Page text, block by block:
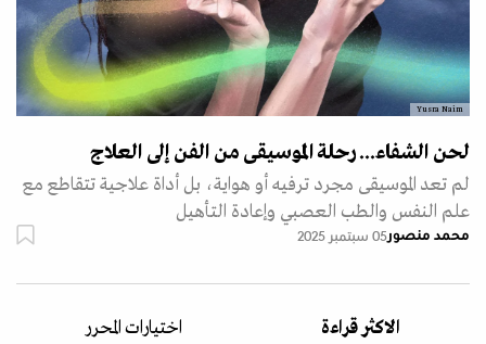
Yusra Naim
لحن الشفاء... رحلة الموسيقى من الفن إلى العلاج
لم تعد الموسيقى مجرد ترفيه أو هواية، بل أداة علاجية تتقاطع مع
علم النفس والطب العصبي وإعادة التأهيل
محمد منصور05 سبتمبر 2025
الاكثر قراءة اختيارات المحرر